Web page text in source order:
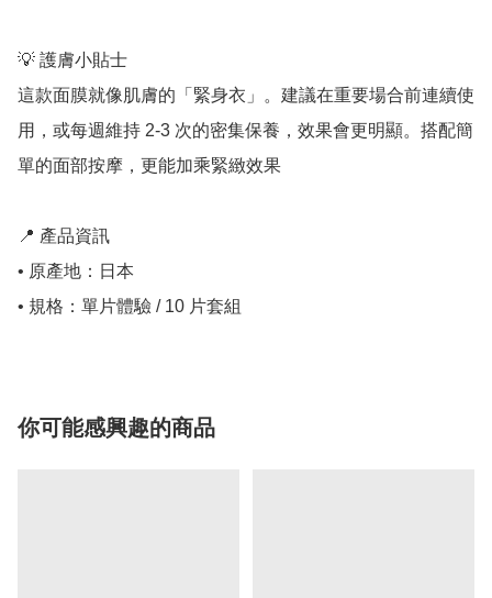
💡 護膚小貼士
這款面膜就像肌膚的「緊身衣」。建議在重要場合前連續使
用，或每週維持 2-3 次的密集保養，效果會更明顯。搭配簡
單的面部按摩，更能加乘緊緻效果
📍 產品資訊
• 原產地：日本
• 規格：單片體驗 / 10 片套組
你可能感興趣的商品